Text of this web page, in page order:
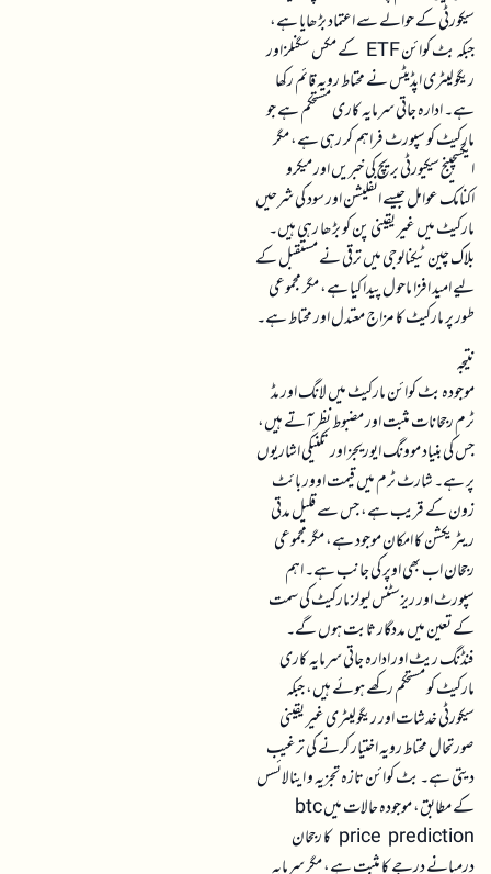
سیکورٹی کے حوالے سے اعتماد بڑھایا ہے،
جبکہ بٹ کوائن ETF کے مکس سگنلز اور
ریگولیٹری اپڈیٹس نے محتاط رویہ قائم رکھا
ہے۔ ادارہ جاتی سرمایہ کاری مستحکم ہے جو
مارکیٹ کو سپورٹ فراہم کر رہی ہے، مگر
ایکسچینج سیکیورٹی بریچ کی خبریں اور میکرو
اکنامک عوامل جیسے انفلیشن اور سود کی شرحیں
مارکیٹ میں غیر یقینی پن کو بڑھا رہی ہیں۔
بلاک چین ٹیکنالوجی میں ترقی نے مستقبل کے
لیے امید افزا ماحول پیدا کیا ہے، مگر مجموعی
طور پر مارکیٹ کا مزاج معتدل اور محتاط ہے۔
نتیجہ
موجودہ بٹ کوائن مارکیٹ میں لانگ اور مڈ
ٹرم رجحانات مثبت اور مضبوط نظر آتے ہیں،
جس کی بنیاد موونگ ایوریجز اور تکنیکی اشاریوں
پر ہے۔ شارٹ ٹرم میں قیمت اوور بائٹ
زون کے قریب ہے، جس سے قلیل مدتی
ریٹریکشن کا امکان موجود ہے، مگر مجموعی
رجحان اب بھی اوپر کی جانب ہے۔ اہم
سپورٹ اور ریزسٹنس لیولز مارکیٹ کی سمت
کے تعین میں مددگار ثابت ہوں گے۔
فنڈنگ ریٹ اور ادارہ جاتی سرمایہ کاری
مارکیٹ کو مستحکم رکھے ہوئے ہیں، جبکہ
سیکورٹی خدشات اور ریگولیٹری غیر یقینی
صورتحال محتاط رویہ اختیار کرنے کی ترغیب
دیتی ہے۔ بٹ کوائن تازہ تجزیہ و اینالائسس
کے مطابق، موجودہ حالات میں btc
price prediction کا رجحان